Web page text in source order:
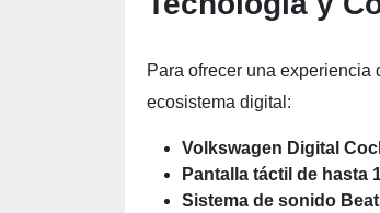
Para ofrecer una experiencia
ecosistema digital:
Volkswagen Digital
Pantalla táctil de hasta
Sistema de sonido